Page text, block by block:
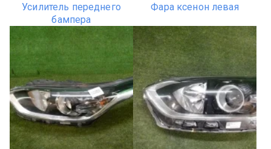
Усилитель переднего
бампера
Фара ксенон левая